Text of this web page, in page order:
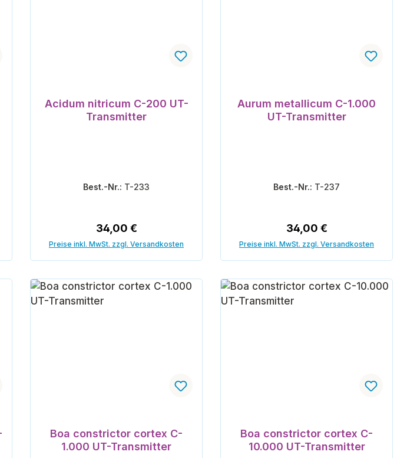
Acidum nitricum C-200 UT-
Transmitter
Best.-Nr.: T-233
Regulärer Preis:
34,00 €
Preise inkl. MwSt. zzgl. Versandkosten
Aurum metallicum C-1.000
UT-Transmitter
Best.-Nr.: T-237
Regulärer Preis:
34,00 €
Preise inkl. MwSt. zzgl. Versandkosten
Boa constrictor cortex C-
1.000 UT-Transmitter
Boa constrictor cortex C-
10.000 UT-Transmitter